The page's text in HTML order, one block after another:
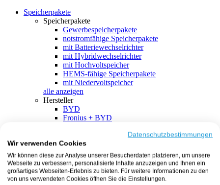
Speicherpakete
Speicherpakete
Gewerbespeicherpakete
notstromfähige Speicherpakete
mit Batteriewechselrichter
mit Hybridwechselrichter
mit Hochvoltspeicher
HEMS-fähige Speicherpakete
mit Niedervoltspeicher
alle anzeigen
Hersteller
BYD
Fronius + BYD
SMA + BYD
EcoFlow
EcoFlow + EcoFlow
FENECON
FENECON + FENECON
Datenschutzbestimmungen
Wir verwenden Cookies
Wir können diese zur Analyse unserer Besucherdaten platzieren, um unsere
Webseite zu verbessern, personalisierte Inhalte anzuzeigen und Ihnen ein
großartiges Webseiten-Erlebnis zu bieten. Für weitere Informationen zu den
von uns verwendeten Cookies öffnen Sie die Einstellungen.